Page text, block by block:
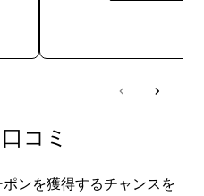
コミ
ンを獲得するチャンスを